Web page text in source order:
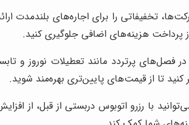
تخفیفاتی را برای اجاره‌های بلندمدت
پرداخت هزینه‌های اضافی جلوگیری کنید.
در فصل‌های پرتردد مانند تعطیلات نوروز و
کنید تا از قیمت‌های پایین‌تری بهره‌مند شوید.
با رزرو اتوبوس دربستی از قبل، از